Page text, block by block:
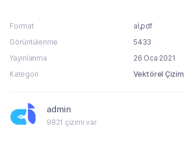
Format
aİ,pdf
Görüntülenme
5433
Yayınlanma
26 Oca 2021
Kategori
Vektörel Çizim
admin
9821 çizimi var